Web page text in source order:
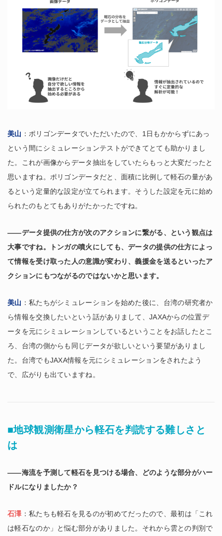
美山 ：ポリゴンデータでいただいたので、1日もかからずにあっ
という間にシミュレーションテストができてとても助かりまし
た。これが画像からデータ抽出をしていたらもっと大変だったと
思いますね。ポリゴンデータだと、面積に比例して軽石の量があ
るという定量的な設定が立てられます。そうした設定を元に始め
られたのもとてもありがたかったですね。
――データ提供の仕方が次のアクションに繋がる、という観点は
大事ですね。トンガの噴火にしても、データの提供の仕方によっ
て情報を受け取った人の意識が変わり、義援金を送るといったア
クションにもつながるのではないかと思います。
美山 ：私たちがシミュレーションを始めた後に、台湾の研究者か
ら情報を交換したいという話がありまして、JAXAからの位置デ
ータを元にシミュレーションしているということをお話したとこ
ろ、台湾の側からも同じデータが欲しいという要望がありまし
た。台湾でもJAXA情報を元にシミュレーションをされたよう
で、広がりも出ていますね。
■地球観測衛星から軽石を判読する難しさと
は
――海流を予測して軽石を見つける場合、どのような部分がハー
ドルになりましたか？
石澤 ：私たちも軽石を見るのが初めてだったので、最初は「これ
は軽石なのか」と悩む部分がありました。それから雲との判別で